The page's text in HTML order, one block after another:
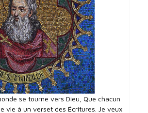
se tourne vers Dieu, Que chacun
vie à un verset des Écritures. Je veux